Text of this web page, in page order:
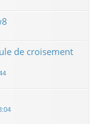
de croisement